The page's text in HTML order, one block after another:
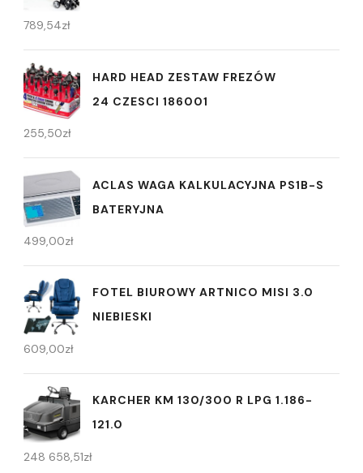
789,54zł
HARD HEAD ZESTAW FREZÓW
24 CZESCI 186001
255,50zł
ACLAS WAGA KALKULACYJNA PS1B-S
BATERYJNA
499,00zł
FOTEL BIUROWY ARTNICO MISI 3.0
NIEBIESKI
609,00zł
KARCHER KM 130/300 R LPG 1.186-
121.0
248 658,51zł